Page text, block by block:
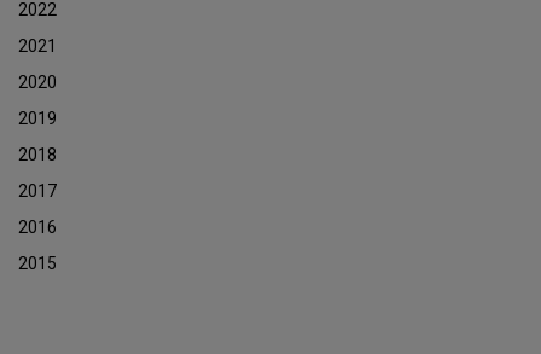
2022
2021
2020
2019
2018
2017
2016
2015